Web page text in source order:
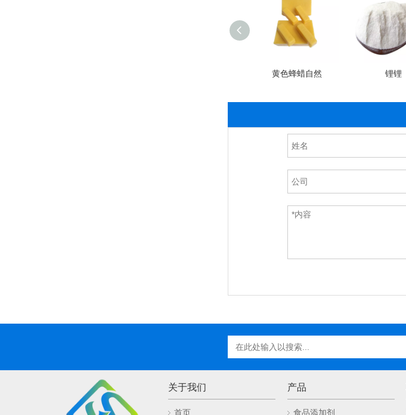
黄色蜂蜡自然 锂锂
关于我们
首页
产品
食品添加剂